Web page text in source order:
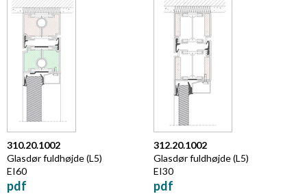
310.20.1002
Glasdør fuldhøjde (L5)
EI60
pdf
312.20.1002
Glasdør fuldhøjde (L5)
EI30
pdf